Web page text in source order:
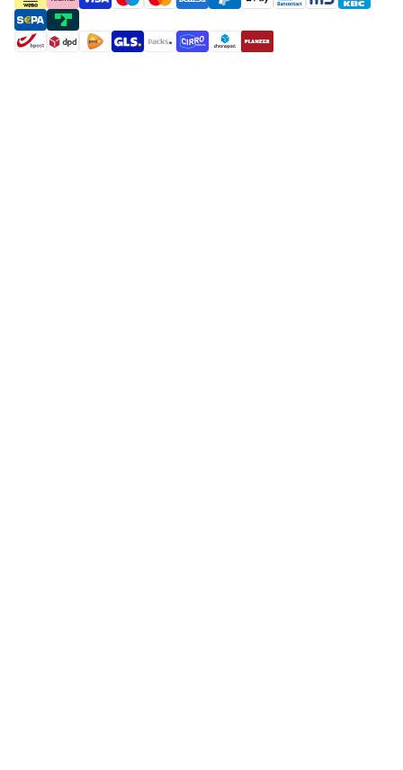
payment methods
shipment methods